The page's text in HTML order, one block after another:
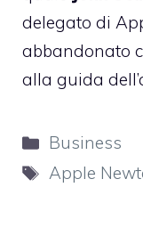
delegato di
abbandonato
alla guida
Categorie
Business
Tag
Apple